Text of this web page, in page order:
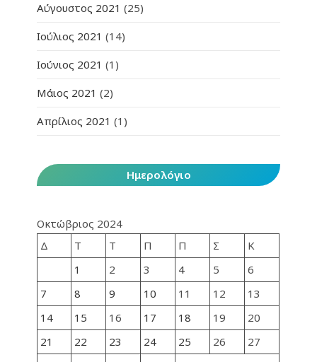
Αύγουστος 2021 (25)
Ιούλιος 2021 (14)
Ιούνιος 2021 (1)
Μάιος 2021 (2)
Απρίλιος 2021 (1)
Ημερολόγιο
Οκτώβριος 2024
Δ
Τ Τ Π Π Σ
Κ
1
2 3 4 5
6
7
8 9 10 11 12
13
14
15 16 17 18 19
20
21
22 23 24 25 26
27